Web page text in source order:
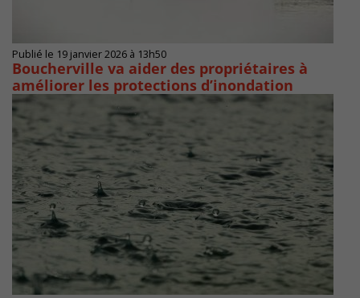
Publié le 19 janvier 2026 à 13h50
Boucherville va aider des propriétaires à
améliorer les protections d’inondation